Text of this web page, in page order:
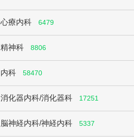
心療内科 6479
精神科 8806
内科 58470
消化器内科/消化器科 17251
脳神経内科/神経内科 5337